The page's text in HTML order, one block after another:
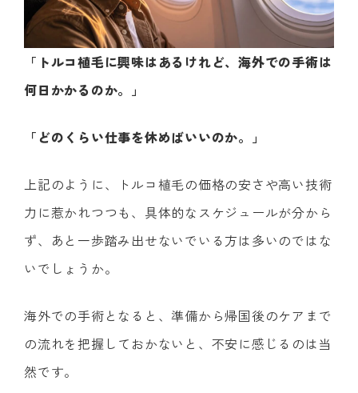
「トルコ植毛に興味はあるけれど、海外での手術は
何日かかるのか。」
「どのくらい仕事を休めばいいのか。」
上記のように、トルコ植毛の価格の安さや高い技術
力に惹かれつつも、具体的なスケジュールが分から
ず、あと一歩踏み出せないでいる方は多いのではな
いでしょうか。
海外での手術となると、準備から帰国後のケアまで
の流れを把握しておかないと、不安に感じるのは当
然です。